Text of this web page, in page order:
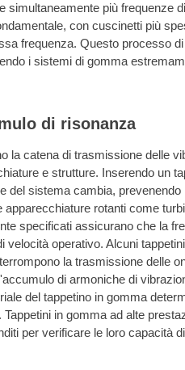
simultaneamente più frequenze
con cuscinetti più
frequenza. Questo processo
i sistemi di gomma
di risonanza
la catena di trasmissione delle
e strutture. Inserendo un
del sistema cambia,
apparecchiature rotanti come
specificati assicurano che la
velocità operativo. Alcuni
la trasmissione delle
di armoniche di
del tappetino in gomma
in gomma ad alte
per verificare le loro capacità